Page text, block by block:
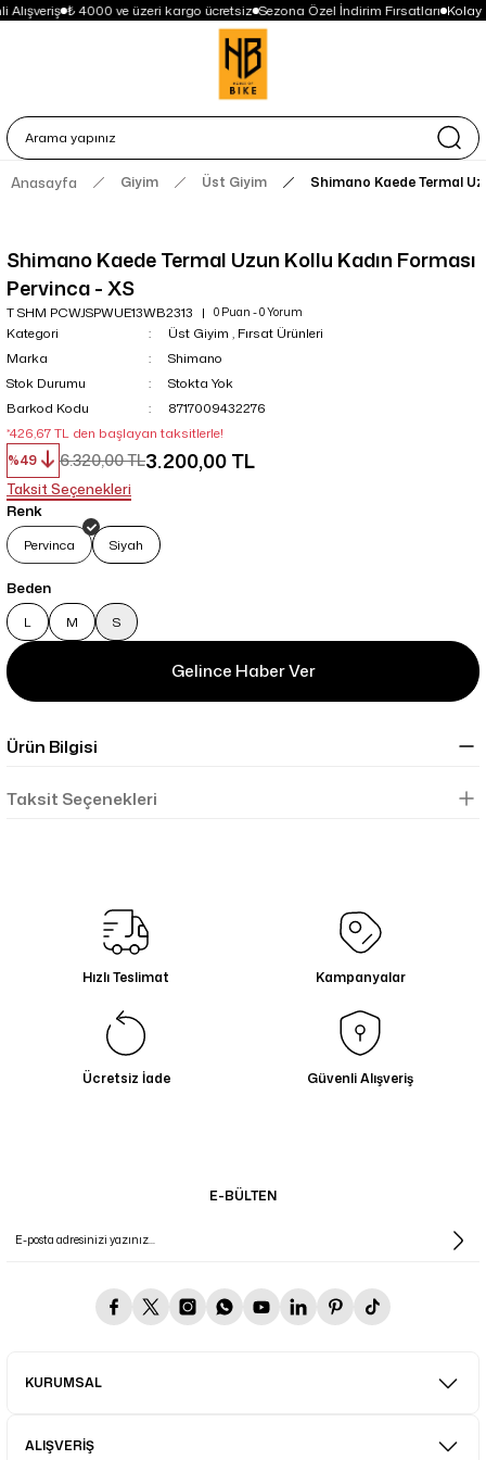
Alışveriş ₺ 4000 ve üzeri kargo ücretsiz Sezona Özel İndirim Fırsatları Kolay
Anasayfa Giyim Üst Giyim Shimano Kaede Termal
Shimano Kaede Termal Uzun Kollu Kadın Forması
Pervinca - XS
T SHM PCWJSPWUE13WB2313 0 Puan - 0 Yorum
Kategori Üst Giyim , Fırsat Ürünleri
Marka
Shimano
Stok Durumu
Stokta Yok
Barkod Kodu
8717009432276
*426,67 TL den başlayan taksitlerle!
%49
6.320,00 TL3.200,00 TL
Taksit Seçenekleri
Renk
Pervinca Siyah
Beden
L M S
Gelince Haber Ver
Ürün Bilgisi
Taksit Seçenekleri
Hızlı Teslimat Kampanyalar
Ücretsiz İade Güvenli Alışveriş
E-BÜLTEN
KURUMSAL
ALIŞVERİŞ